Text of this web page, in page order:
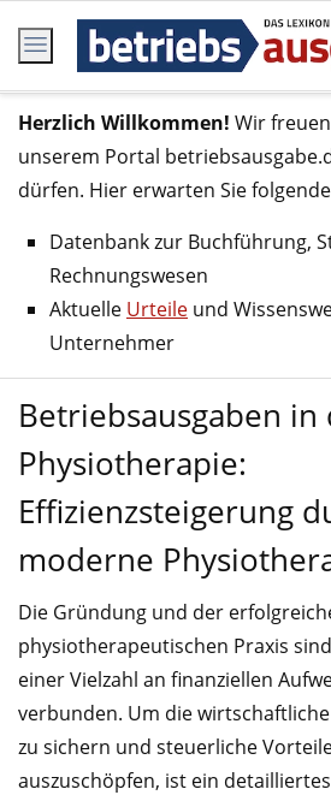
Herzlich Willkommen! Wir
unserem Portal
dürfen. Hier erwarten Sie
Datenbank zur Buchführung,
Rechnungswesen
Aktuelle Urteile und
Unternehmer
Betriebsausgaben in
Physiotherapie:
Effizienzsteigerung
moderne
Die Gründung und der
physiotherapeutischen Praxis
einer Vielzahl an finanziellen
verbunden. Um die
zu sichern und steuerliche
auszuschöpfen, ist ein